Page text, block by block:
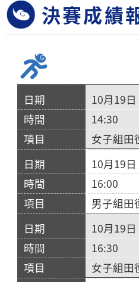
決賽成績
10月19日
14:30
女子組田
10月19日
16:00
男子組田
10月19日
16:30
女子組田